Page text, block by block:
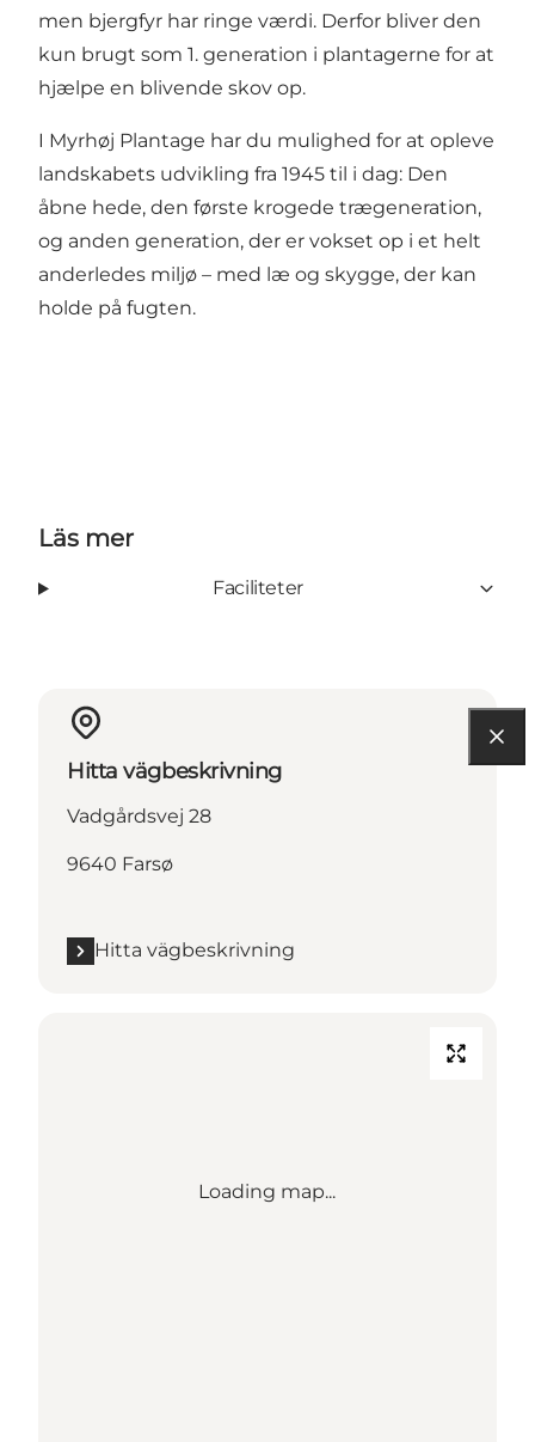
men bjergfyr har ringe værdi. Derfor bliver den
kun brugt som 1. generation i plantagerne for at
hjælpe en blivende skov op.
I Myrhøj Plantage har du mulighed for at opleve
landskabets udvikling fra 1945 til i dag: Den
åbne hede, den første krogede trægeneration,
og anden generation, der er vokset op i et helt
anderledes miljø – med læ og skygge, der kan
holde på fugten.
Läs mer
Faciliteter
Hitta vägbeskrivning
Vadgårdsvej 28
9640 Farsø
Hitta vägbeskrivning
Loading map...